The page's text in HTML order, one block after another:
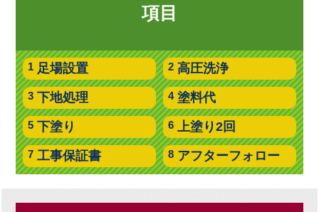
項目
足場設置 高圧洗浄
下地処理 塗料代
下塗り 上塗り2回
工事保証書 アフターフォロー